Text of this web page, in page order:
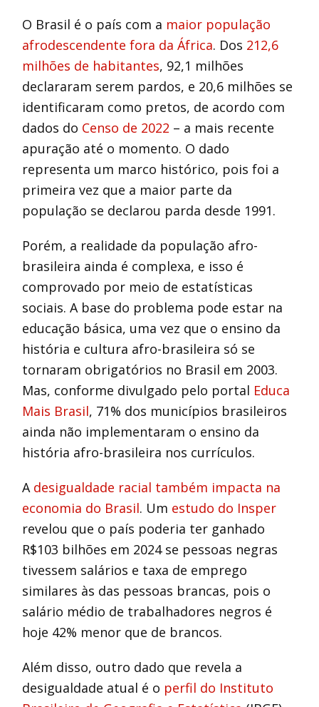
O Brasil é o país com a maior população
afrodescendente fora da África. Dos 212,6
milhões de habitantes, 92,1 milhões
declararam serem pardos, e 20,6 milhões se
identificaram como pretos, de acordo com
dados do Censo de 2022 – a mais recente
apuração até o momento. O dado
representa um marco histórico, pois foi a
primeira vez que a maior parte da
população se declarou parda desde 1991.
Porém, a realidade da população afro-
brasileira ainda é complexa, e isso é
comprovado por meio de estatísticas
sociais. A base do problema pode estar na
educação básica, uma vez que o ensino da
história e cultura afro-brasileira só se
tornaram obrigatórios no Brasil em 2003.
Mas, conforme divulgado pelo portal Educa
Mais Brasil, 71% dos municípios brasileiros
ainda não implementaram o ensino da
história afro-brasileira nos currículos.
A desigualdade racial também impacta na
economia do Brasil. Um estudo do Insper
revelou que o país poderia ter ganhado
R$103 bilhões em 2024 se pessoas negras
tivessem salários e taxa de emprego
similares às das pessoas brancas, pois o
salário médio de trabalhadores negros é
hoje 42% menor que de brancos.
Além disso, outro dado que revela a
desigualdade atual é o perfil do Instituto